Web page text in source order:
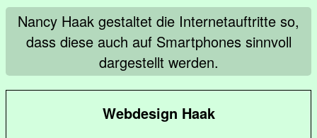
Nancy Haak gestaltet die Internetauftritte so,
dass diese auch auf Smartphones sinnvoll
dargestellt werden.
Webdesign Haak